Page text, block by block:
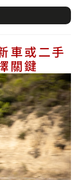
車或二手
關鍵